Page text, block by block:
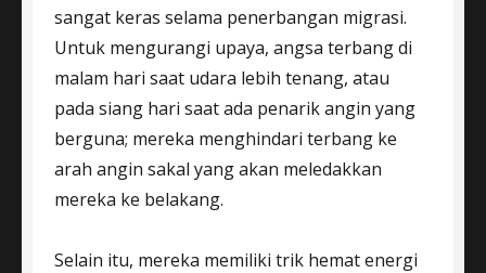
sangat keras selama penerbangan migrasi.
Untuk mengurangi upaya, angsa terbang di
malam hari saat udara lebih tenang, atau
pada siang hari saat ada penarik angin yang
berguna; mereka menghindari terbang ke
arah angin sakal yang akan meledakkan
mereka ke belakang.
Selain itu, mereka memiliki trik hemat energi